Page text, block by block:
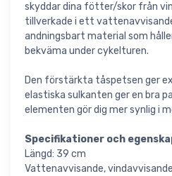
skyddar dina fötter/skor från
tillverkade i ett
andningsbart material som
bekväma under cykelturen.
Den förstärkta tåspetsen ger
elastiska sulkanten ger en bra
elementen gör dig mer synlig i
Specifikationer och
Längd: 39 cm
Vattenavvisande,